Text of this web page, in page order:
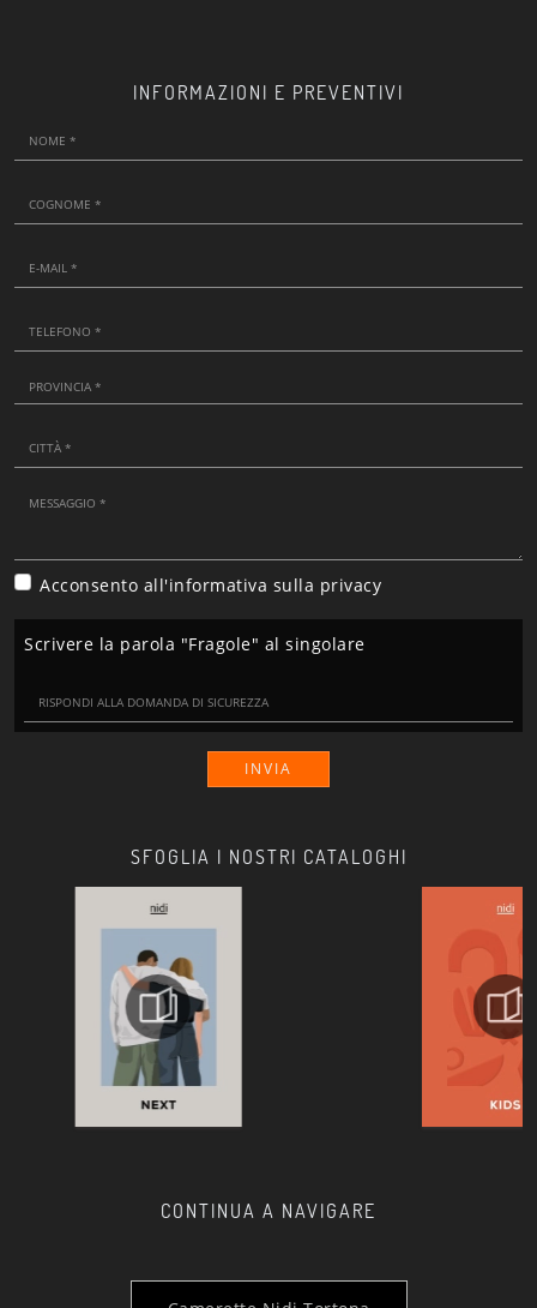
SFOGLIA I NOSTRI CATALOGHI
CONTINUA A NAVIGARE
INFORMAZIONI E PREVENTIVI
Acconsento all'informativa sulla privacy
Scrivere la parola "Fragole" al singolare
INVIA